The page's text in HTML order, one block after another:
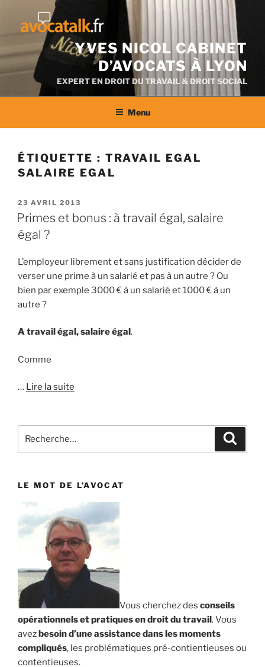
contenu
YVES NICOL CABINET
D’AVOCATS À LYON
EXPERT EN DROIT DU TRAVAIL & DROIT SOCIAL
Menu
ÉTIQUETTE :TRAVAIL EGAL
SALAIRE EGAL
PUBLIÉ
LE
23 AVRIL 2013
Primes et bonus : à travail égal, salaire
égal ?
L’employeur librement et sans justification décider de
verser une prime à un salarié et pas à un autre ? Ou
bien par exemple 3000 € à un salarié et 1000 € à un
autre ?
A travail égal, salaire égal.
Comme
… Lire la suite
LE MOT DE L’AVOCAT
Vous cherchez des conseils
opérationnels et pratiques en droit du travail. Vous
avezbesoin d’une assistance dans les moments
compliqués, les problématiques pré-contientieuses ou
contentieuses.